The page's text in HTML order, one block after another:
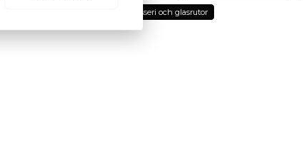
name
Karosseri och glasrutor